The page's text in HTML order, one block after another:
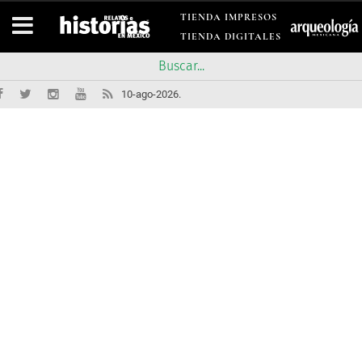
TIENDA IMPRESOS
TIENDA DIGITALES
10-ago-2026.